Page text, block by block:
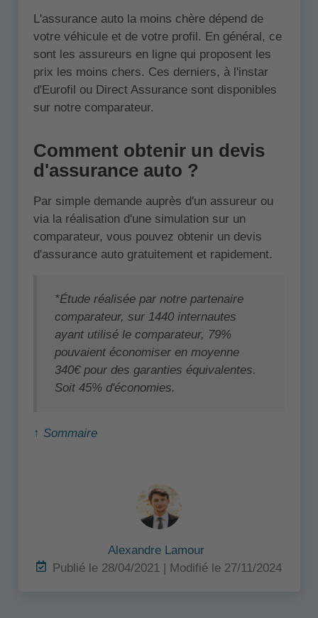
L'assurance auto la moins chère dépend de
votre véhicule et de votre profil. En général, ce
sont les assureurs en ligne qui proposent les
prix les moins chers. Ces derniers, à l'instar
d'Eurofil ou Direct Assurance sont disponibles
sur notre comparateur.
Comment obtenir un devis
d'assurance auto ?
Par simple demande auprès d'un assureur ou
via la réalisation d'une simulation sur un
comparateur, vous pouvez obtenir un devis
d'assurance auto gratuitement et rapidement.
*Étude réalisée par notre partenaire
comparateur, sur 1440 internautes
ayant utilisé le comparateur, 79%
pouvaient économiser en moyenne
340€ pour des garanties équivalentes.
Soit 45% d'économies.
↑ Sommaire
Alexandre Lamour
Publié le 28/04/2021 | Modifié le 27/11/2024